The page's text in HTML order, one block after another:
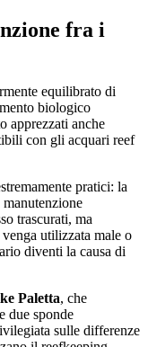
fra i
equilibrato di
biologico
apprezzati anche
con gli acquari reef
pratici: la
manutenzione
trascurati, ma
utilizzata male o
diventi la causa di
Paletta, che
due sponde
sulle differenze